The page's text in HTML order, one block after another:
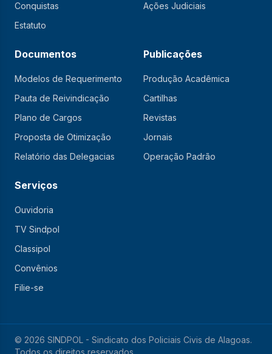
Conquistas
Estatuto
Ações Judiciais
Documentos
Modelos de Requerimento
Pauta de Reivindicação
Plano de Cargos
Proposta de Otimização
Relatório das Delegacias
Publicações
Produção Acadêmica
Cartilhas
Revistas
Jornais
Operação Padrão
Serviços
Ouvidoria
TV Sindpol
Classipol
Convênios
Filie-se
© 2026 SINDPOL - Sindicato dos Policiais Civis de Alagoas.
Todos os direitos reservados.